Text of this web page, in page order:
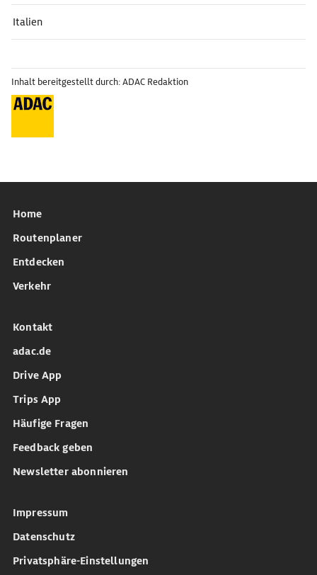
Italien
Inhalt bereitgestellt durch: ADAC Redaktion
Home
Routenplaner
Entdecken
Verkehr
Kontakt
adac.de
Drive App
Trips App
Häufige Fragen
Feedback geben
Newsletter abonnieren
Impressum
Datenschutz
Privatsphäre-Einstellungen